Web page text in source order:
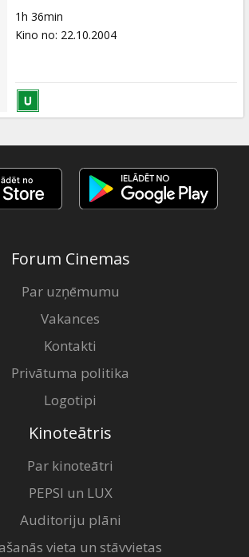
1h 36min
Kino no: 22.10.2004
Forum Cinemas
Par uzņēmumu
Vakances
Kontakti
Privātuma politika
Logotipi
Kinoteātris
Par kinoteātri
PEPSI un LUX
Auditoriju plāni
vieta un stāvvietas